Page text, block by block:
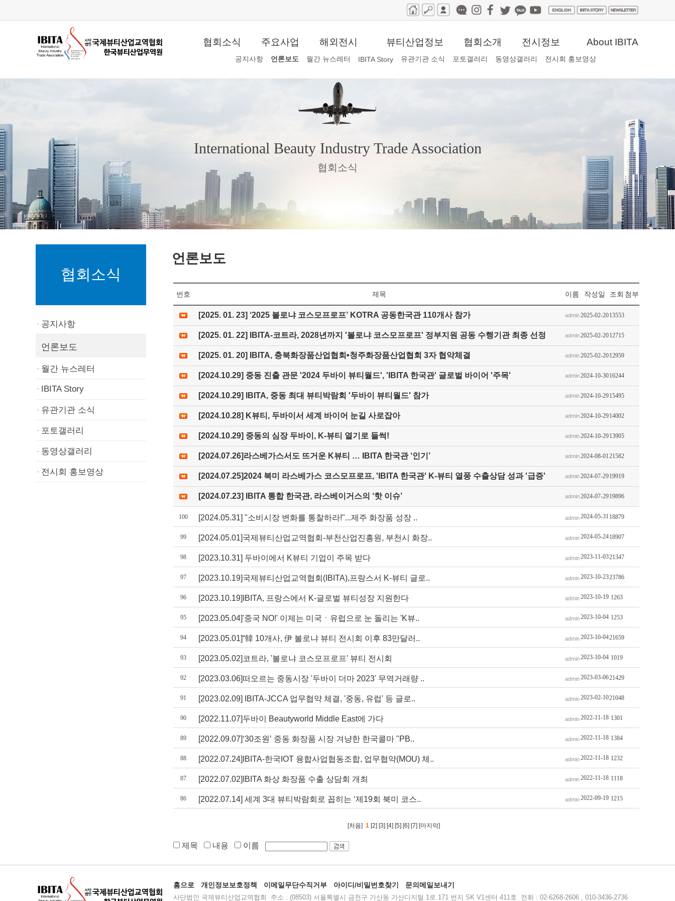
협회소식 주요사업 해외전시 뷰티산업정보 협회소개 전시정보 About IBITA
공지사항 언론보도 월간 뉴스레터 IBITA Story 유관기관 소식 포토갤러리 동영상갤러리 전시회 홍보영상
International Beauty Industry Trade Association
협회소식
협회소식
공지사항
언론보도
월간 뉴스레터
IBITA Story
유관기관 소식
포토갤러리
동영상갤러리
전시회 홍보영상
언론보도
번호 제목 이름 작성일 조회 첨부
[2025. 01. 23] ‘2025 볼로냐 코스모프로프’ KOTRA 공동한국관 110개사 참가 admin 2025-02-2013553
[2025. 01. 22] IBITA-코트라, 2028년까지 '볼로냐 코스모프로프' 정부지원 공동 수행기관 최종 선정 admin 2025-02-2012715
[2025. 01. 20] IBITA, 충북화장품산업협회•청주화장품산업협회 3자 협약체결 admin 2025-02-2012959
[2024.10.29] 중동 진출 관문 '2024 두바이 뷰티월드', 'IBITA 한국관' 글로벌 바이어 '주목' admin 2024-10-3016244
[2024.10.29] IBITA, 중동 최대 뷰티박람회 '두바이 뷰티월드' 참가 admin 2024-10-2915495
[2024.10.28] K뷰티, 두바이서 세계 바이어 눈길 사로잡아 admin 2024-10-2914002
[2024.10.29] 중동의 심장 두바이, K-뷰티 열기로 들썩! admin 2024-10-2913905
[2024.07.26]라스베가스서도 뜨거운 K뷰티 … IBITA 한국관 ‘인기’ admin 2024-08-0121582
[2024.07.25]2024 북미 라스베가스 코스모프로프, 'IBITA 한국관' K-뷰티 열풍 수출상담 성과 '급증' admin 2024-07-2919919
[2024.07.23] IBITA 통합 한국관, 라스베이거스의 ‘핫 이슈’ admin 2024-07-2919896
100 [2024.05.31] "소비시장 변화를 통찰하라!"...제주 화장품 성장 .. admin 2024-05-31 18879
99 [2024.05.01]국제뷰티산업교역협회-부천산업진흥원, 부천시 화장.. admin 2024-05-2418907
98 [2023.10.31] 두바이에서 K뷰티 기업이 주목 받다 admin 2023-11-0321347
97 [2023.10.19]국제뷰티산업교역협회(IBITA),프랑스서 K-뷰티 글로.. admin 2023-10-2323786
96 [2023.10.19]IBITA, 프랑스에서 K-글로벌 뷰티성장 지원한다 admin 2023-10-19 1263
95 [2023.05.04]'중국 NO!' 이제는 미국ㆍ유럽으로 눈 돌리는 'K뷰.. admin 2023-10-04 1253
94 [2023.05.01]“韓 10개사, 伊 볼로냐 뷰티 전시회 이후 83만달러.. admin 2023-10-0421659
93 [2023.05.02]코트라, '볼로냐 코스모프로프' 뷰티 전시회 admin 2023-10-04 1019
92 [2023.03.06]떠오르는 중동시장 '두바이 더마 2023' 무역거래량 .. admin 2023-03-0621429
91 [2023.02.09] IBITA-JCCA 업무협약 체결, '중동, 유럽' 등 글로.. admin 2023-02-1021048
90 [2022.11.07]두바이 Beautyworld Middle East에 가다 admin 2022-11-18 1301
89 [2022.09.07]‘30조원’ 중동 화장품 시장 겨냥한 한국콜마 "PB.. admin 2022-11-18 1384
88 [2022.07.24]IBITA-한국IOT 융합사업협동조합, 업무협약(MOU) 체.. admin 2022-11-18 1232
87 [2022.07.02]IBITA 화상 화장품 수출 상담회 개최 admin 2022-11-18 1118
86 [2022.07.14] 세계 3대 뷰티박람회로 꼽히는 ‘제19회 북미 코스.. admin 2022-09-19 1215
[처음] 1 [2] [3] [4] [5] [6] [7] [마지막]
제목 내용 이름
홈으로 개인정보보호정책 이메일무단수직거부 아이디/비밀번호찾기 문의메일보내기
사단법인 국제뷰티산업교역협회 주소 : (08503) 서울특별시 금천구 가산동 가산디지털 1로 171 번지 SK V1센터 411호 전화 : 02-6268-2606 , 010-3436-2736